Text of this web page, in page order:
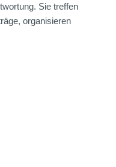
Sie treffen
organisieren